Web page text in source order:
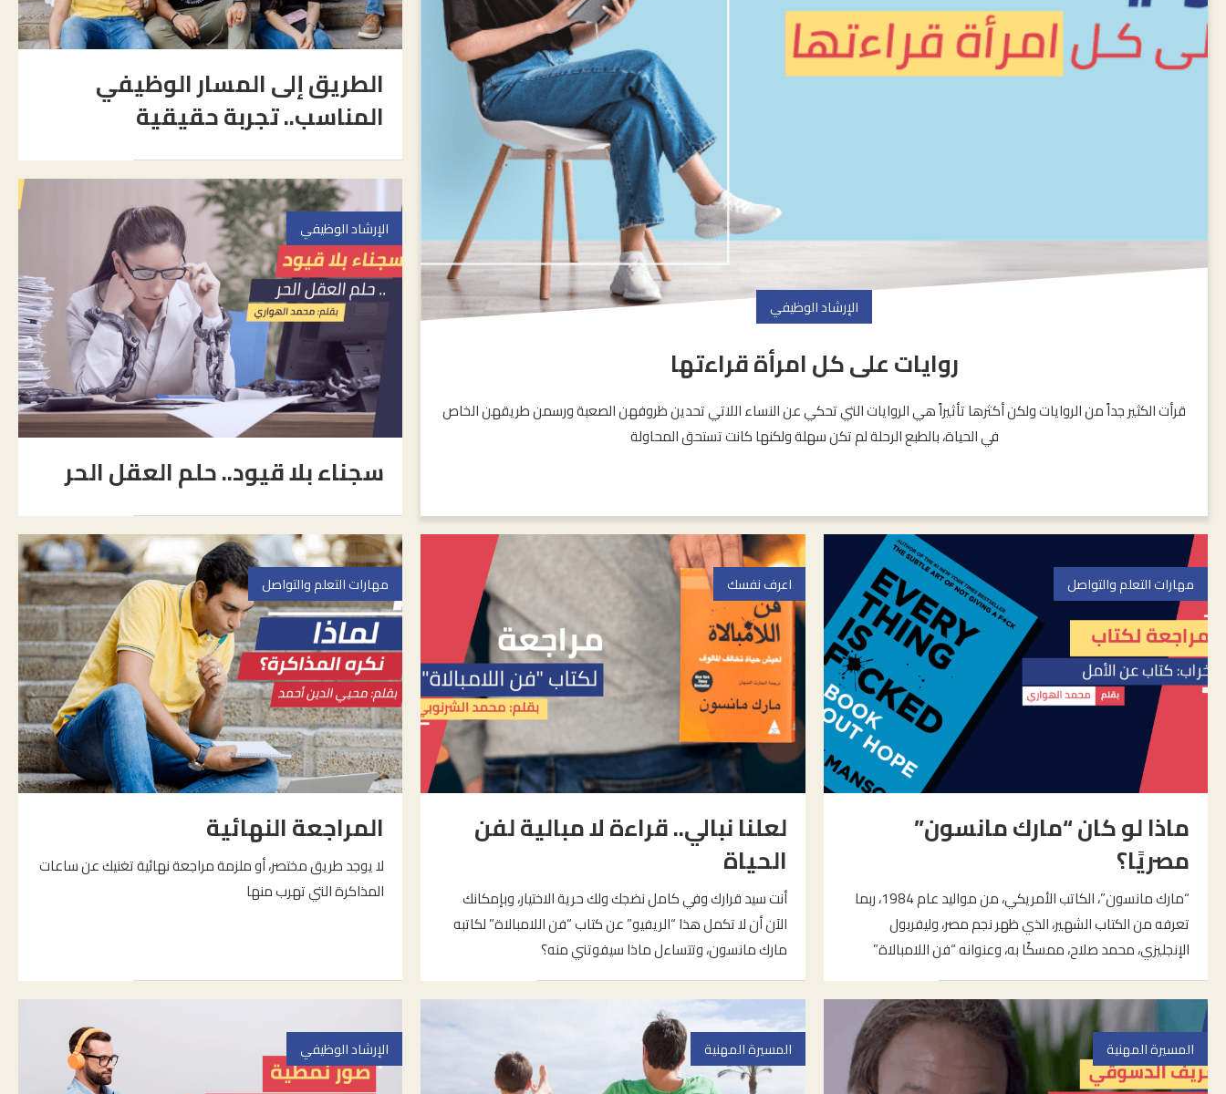
الإرشاد الوظيفي
روايات على كل امرأة قراءتها
قرأت الكثير جداً من الروايات ولكن أكثرها تأثيراً هي الروايات التي تحكي عن النساء اللاتي تحدين ظروفهن الصعبة ورسمن طريقهن الخاص
في الحياة، بالطبع الرحلة لم تكن سهلة ولكنها كانت تستحق المحاولة
الطريق إلى المسار الوظيفي
المناسب.. تجربة حقيقية
الإرشاد الوظيفي
سجناء بلا قيود.. حلم العقل الحر
مهارات التعلم والتواصل
ماذا لو كان “مارك مانسون”
مصريًا؟
“مارك مانسون”، الكاتب الأمريكي، من مواليد عام 1984، ربما
تعرفه من الكتاب الشهير، الذي ظهر نجم مصر، وليفربول
الإنجليزي، محمد صلاح، ممسكًا به، وعنوانه “فن اللامبالاة”
اعرف نفسك
لعلنا نبالي.. قراءة لا مبالية لفن
الحياة
أنت سيد قرارك وفي كامل نضجك ولك حرية الاختيار، وبإمكانك
الآن أن لا تكمل هذا “الريفيو” عن كتاب “فن اللامبالاة” لكاتبه
مارك مانسون، وتتساءل ماذا سيفوتني منه؟
مهارات التعلم والتواصل
المراجعة النهائية
لا يوجد طريق مختصر، أو ملزمة مراجعة نهائية تغنيك عن ساعات
المذاكرة التي تهرب منها
المسيرة المهنية المسيرة المهنية الإرشاد الوظيفي